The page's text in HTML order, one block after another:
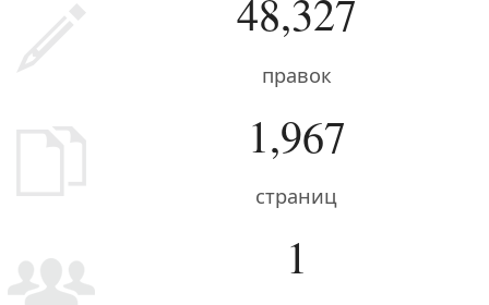
48,327
правок
1,967
страниц
1